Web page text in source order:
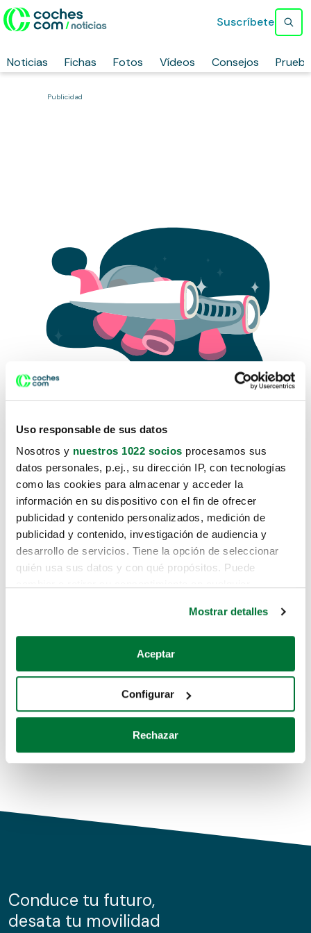
Uso responsable de sus datos
Nosotros y nuestros 1022 socios procesamos sus
datos personales, p.ej., su dirección IP, con tecnologías
como las cookies para almacenar y acceder la
información en su dispositivo con el fin de ofrecer
publicidad y contenido personalizados, medición de
publicidad y contenido, investigación de audiencia y
desarrollo de servicios. Tiene la opción de seleccionar
quién usa sus datos y con qué propósitos. Puede
Si lo permite, también quisiéramos:
Recopilar información sobre su ubicación geográfica
Identificar su dispositivo analizándolo activamente
para buscar características específicas (huellas
Obtenga más información sobre cómo se procesan sus
de cookies.
información sobre el uso que haga del sitio web con
nuestros partners de redes sociales, publicidad y análisis
Mostrar detalles
Aceptar
Configurar
Rechazar
Noticias Fichas Fotos Vídeos Consejos
Suscríbete
Publicidad
Lo sentimos, no sabemos como
te hemos traido hasta aquí.
Pero puedes encontrar el coche que estás
buscando en alguno de estos enlaces:
Coches de segunda mano
Coches de km0
Conduce tu futuro,
desata tu movilidad